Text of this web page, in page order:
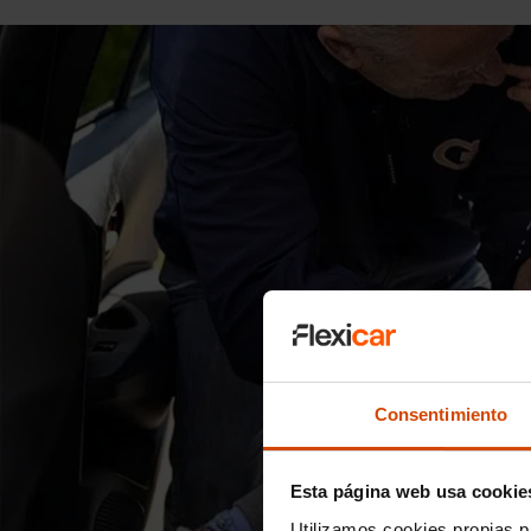
Consentimiento
Esta página web usa